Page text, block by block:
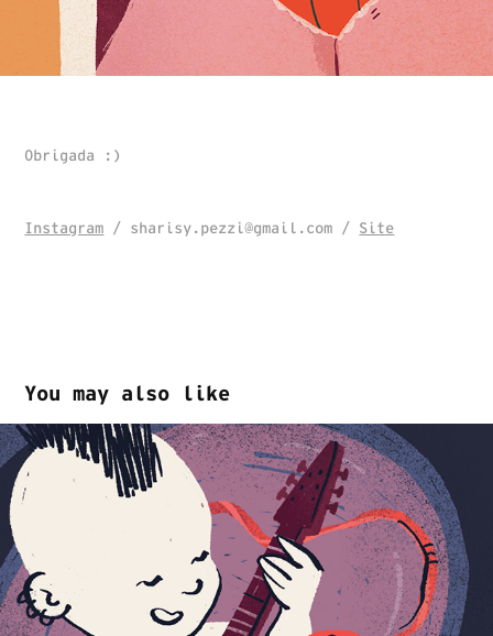
Obrigada :)
Instagram / sharisy.pezzi@gmail.com / Site
You may also like
Oráculo / Revista
Superinteressante